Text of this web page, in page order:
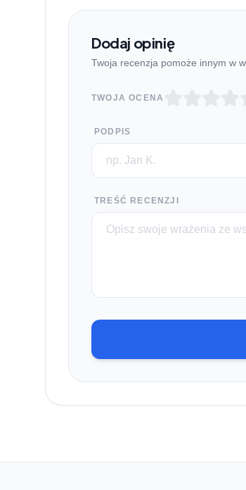
Dodaj opinię
Twoja recenzja pomoże innym w
TWOJA OCENA
PODPIS
TREŚĆ RECENZJI